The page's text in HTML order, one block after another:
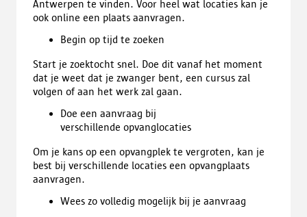
Antwerpen te vinden. Voor heel wat locaties kan je
ook online een plaats aanvragen.
Begin op tijd te zoeken
Start je zoektocht snel. Doe dit vanaf het moment
dat je weet dat je zwanger bent, een cursus zal
volgen of aan het werk zal gaan.
Doe een aanvraag bij
verschillende opvanglocaties
Om je kans op een opvangplek te vergroten, kan je
best bij verschillende locaties een opvangplaats
aanvragen.
Wees zo volledig mogelijk bij je aanvraag